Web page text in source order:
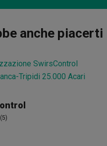
anche piacerti
(5)